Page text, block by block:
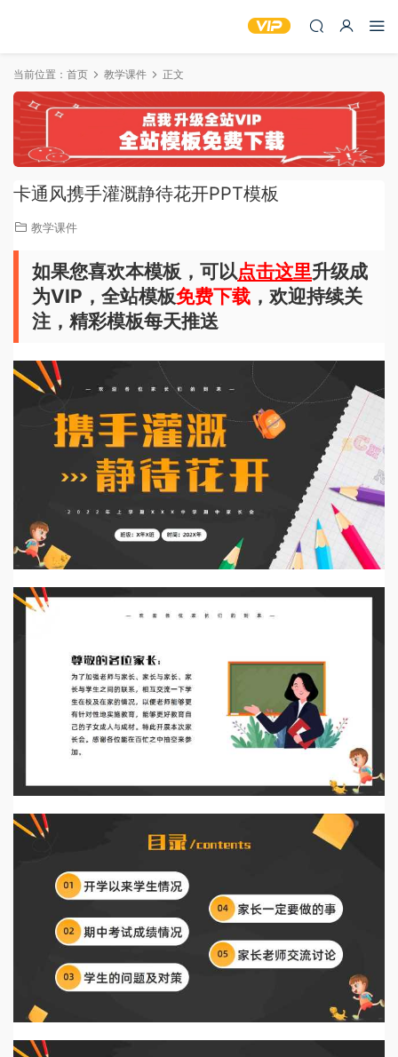
当前位置： 首页 教学课件 正文
卡通风携手灌溉静待花开PPT模板
教学课件
如果您喜欢本模板，可以点击这里升级成
为VIP，全站模板免费下载 ，欢迎持续关
注，精彩模板每天推送